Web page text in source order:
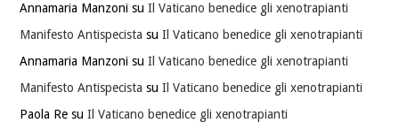
Annamaria Manzoni suIl Vaticano benedice gli xenotrapianti
Manifesto Antispecista suIl Vaticano benedice gli xenotrapianti
Annamaria Manzoni suIl Vaticano benedice gli xenotrapianti
Manifesto Antispecista suIl Vaticano benedice gli xenotrapianti
Paola Re suIl Vaticano benedice gli xenotrapianti